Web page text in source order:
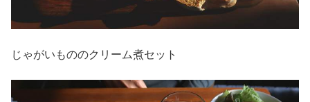
じゃがいもののクリーム煮セット